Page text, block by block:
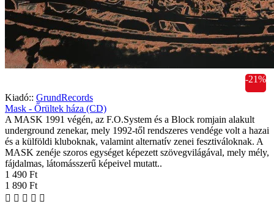
-21%
Kiadó:: GrundRecords
Mask - Őrültek háza (CD)
A MASK 1991 végén, az F.O.System és a Block romjain alakult
underground zenekar, mely 1992-től rendszeres vendége volt a hazai
és a külföldi kluboknak, valamint alternatív zenei fesztiváloknak. A
MASK zenéje szoros egységet képezett szövegvilágával, mely mély,
fájdalmas, látomásszerű képeivel mutatt..
1 490 Ft
1 890 Ft